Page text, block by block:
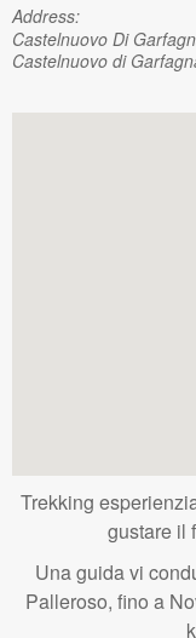
Address:
Castelnuovo Di
Castelnuovo di
Trekking
gustare il
Una guida vi
Palleroso, fino a